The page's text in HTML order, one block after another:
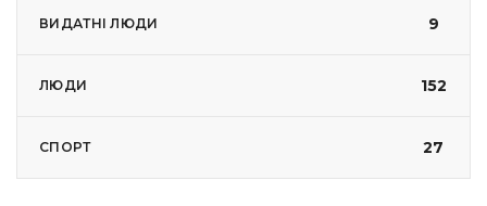
ВИДАТНІ ЛЮДИ 9
ЛЮДИ 152
СПОРТ 27